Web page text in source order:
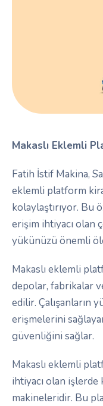
Makaslı Eklemli
Fatih İstif Makina,
eklemli platform
kolaylaştırıyor. Bu
erişim ihtiyacı olan
yükünüzü önemli
Makaslı eklemli
depolar, fabrikalar
edilir. Çalışanların
erişmelerini
güvenliğini sağlar.
Makaslı eklemli
ihtiyacı olan
makineleridir. Bu